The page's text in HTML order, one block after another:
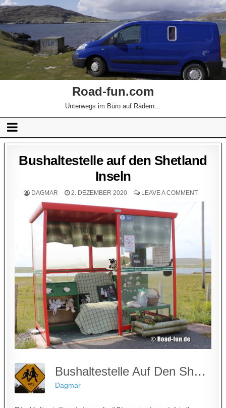
Road-fun.com
Unterwegs im Büro auf Rädern…
Bushaltestelle auf den Shetland
Inseln
DAGMAR 2. DEZEMBER 2020 LEAVE A COMMENT
Bushaltestelle Auf Den Shetland Inseln
Dagmar